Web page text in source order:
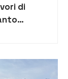
di